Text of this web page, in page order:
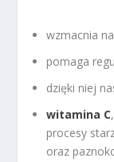
wzmacnia
pomaga
dzięki niej
witamina C
procesy
oraz